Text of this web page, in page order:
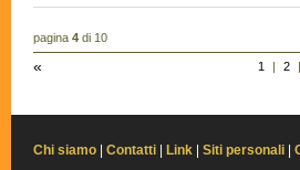
pagina 4 di 10
« 1 2
Chi siamo Contatti Link Siti personali